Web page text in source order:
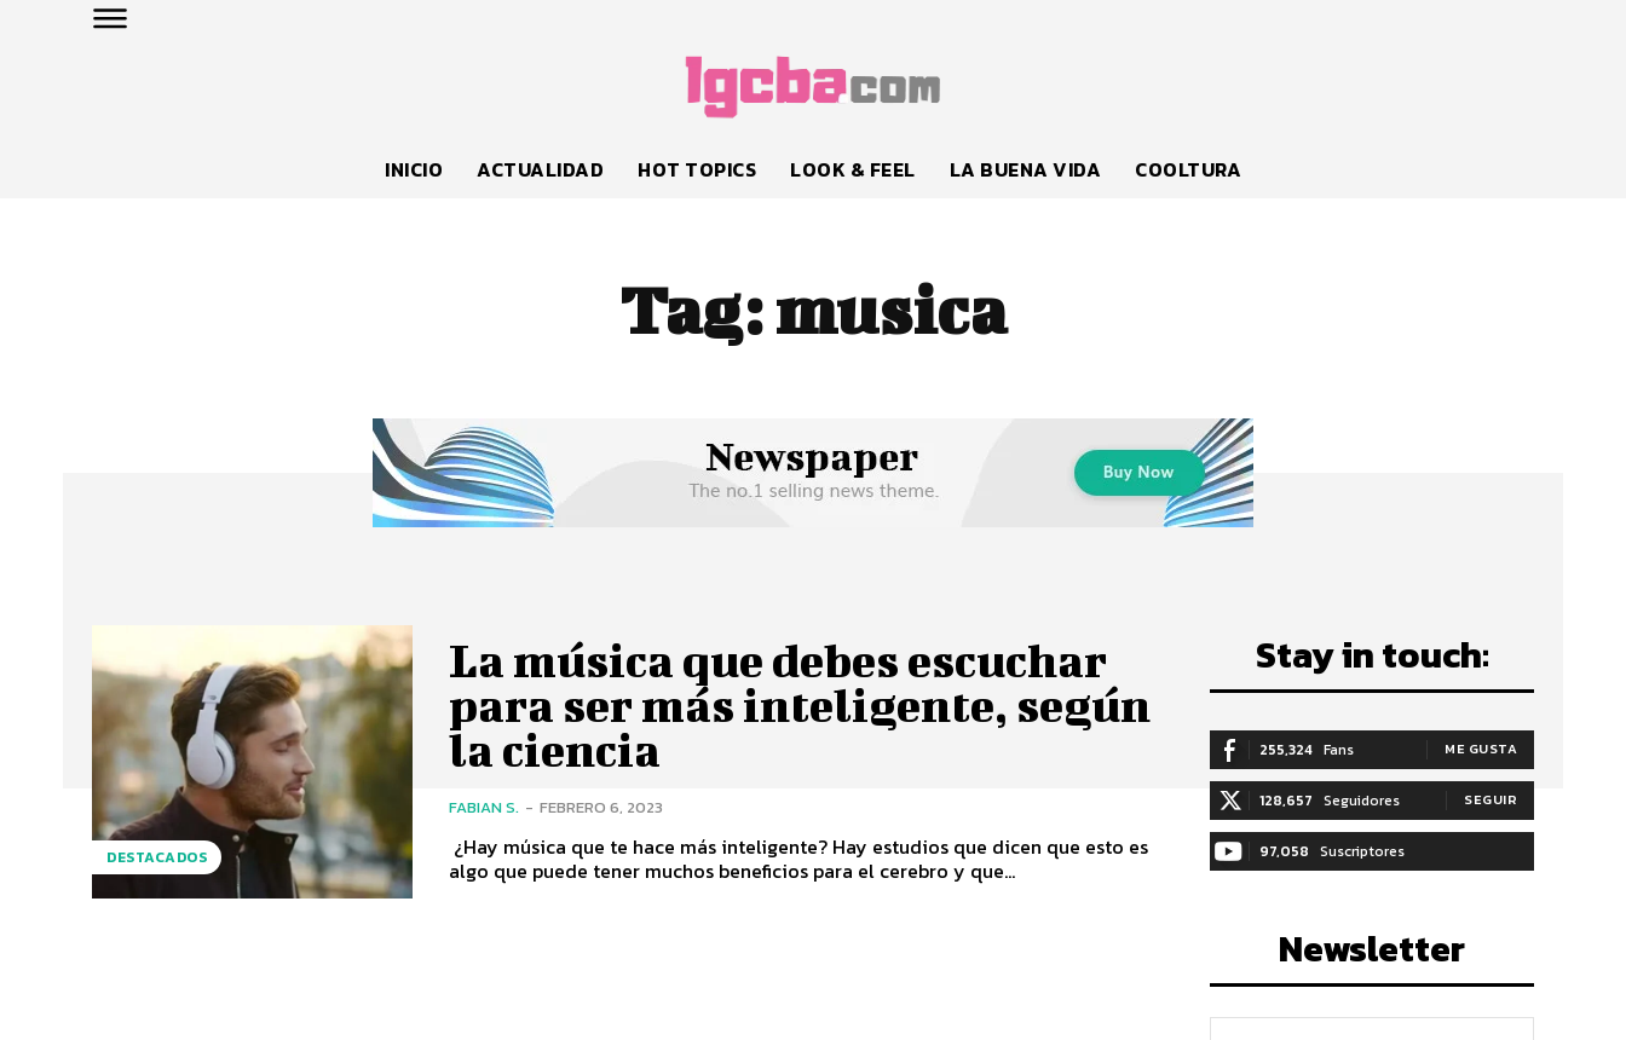
INICIO ACTUALIDAD HOT TOPICS LOOK & FEEL LA BUENA VIDA COOLTURA
Tag:musica
DESTACADOS
La música que debes escuchar
para ser más inteligente, según
la ciencia
FABIAN S. - FEBRERO 6, 2023
¿Hay música que te hace más inteligente? Hay estudios que dicen que esto es
algo que puede tener muchos beneficios para el cerebro y que...
Stay in touch:
255,324 Fans ME GUSTA
128,657 Seguidores SEGUIR
97,058 Suscriptores
Newsletter